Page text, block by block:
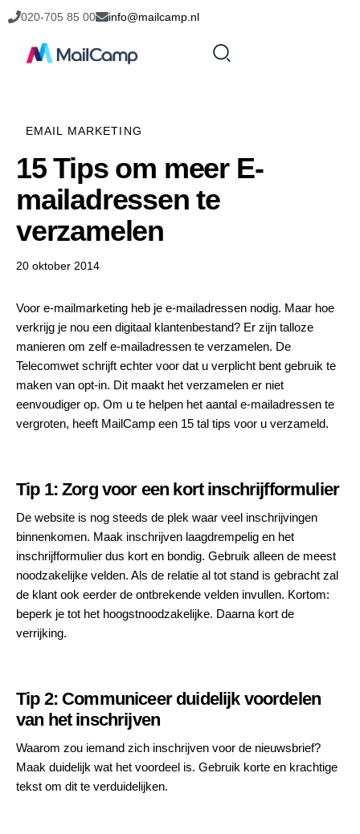
020-705 85 00 info@mailcamp.nl
EMAIL MARKETING
15 Tips om meer E-
mailadressen te
verzamelen
20 oktober 2014
Voor e-mailmarketing heb je e-mailadressen nodig. Maar hoe
verkrijg je nou een digitaal klantenbestand? Er zijn talloze
manieren om zelf e-mailadressen te verzamelen. De
Telecomwet schrijft echter voor dat u verplicht bent gebruik te
maken van opt-in. Dit maakt het verzamelen er niet
eenvoudiger op. Om u te helpen het aantal e-mailadressen te
vergroten, heeft MailCamp een 15 tal tips voor u verzameld.
Tip 1: Zorg voor een kort inschrijfformulier
De website is nog steeds de plek waar veel inschrijvingen
binnenkomen. Maak inschrijven laagdrempelig en het
inschrijfformulier dus kort en bondig. Gebruik alleen de meest
noodzakelijke velden. Als de relatie al tot stand is gebracht zal
de klant ook eerder de ontbrekende velden invullen. Kortom:
beperk je tot het hoogstnoodzakelijke. Daarna kort de
verrijking.
Tip 2: Communiceer duidelijk voordelen
van het inschrijven
Waarom zou iemand zich inschrijven voor de nieuwsbrief?
Maak duidelijk wat het voordeel is. Gebruik korte en krachtige
tekst om dit te verduidelijken.